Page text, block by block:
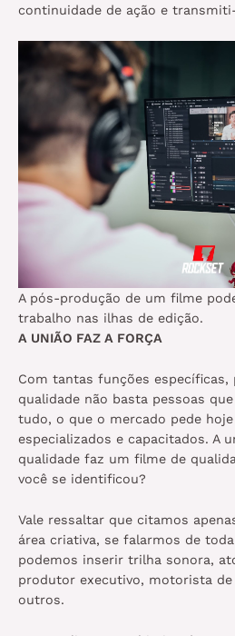
continuidade de ação e
A pós-produção de um filme
trabalho nas ilhas de edição.
A UNIÃO FAZ A FORÇA
Com tantas funções
qualidade não basta pessoas
tudo, o que o mercado pede
especializados e capacitados. A
qualidade faz um filme de
você se identificou?
Vale ressaltar que citamos
área criativa, se falarmos de
podemos inserir trilha sonora,
produtor executivo, motorista
outros.